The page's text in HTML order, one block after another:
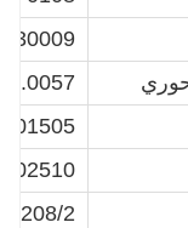
XLB
01505
02510
2